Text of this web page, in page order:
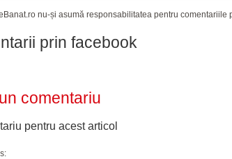
nu-și asumă responsabilitatea pentru comentariile
prin facebook
comentariu
pentru acest articol